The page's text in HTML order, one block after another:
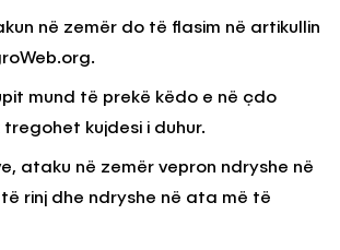
në zemër do të flasim në artikullin
mund të prekë këdo e në çdo
tregohet kujdesi i duhur.
ataku në zemër vepron ndryshe në
rinj dhe ndryshe në ata më të